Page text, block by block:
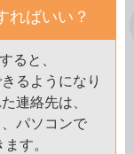
ればいい？
ると、
るようになり
連絡先は、
パソコンで
す。